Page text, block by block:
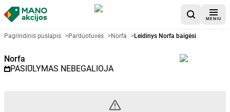
MENIU
Akcijų lapelis Norfa -
Pagrindinis puslapis >Parduotuvės >Norfa >Leidinys Norfa baigėsi
Norfa
PASIŪLYMAS NEBEGALIOJA